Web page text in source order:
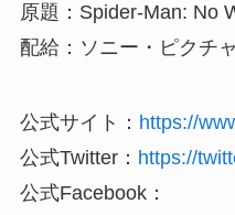
原題：Spider-Man: No
配給：ソニー・ピクチ
公式サイト： https://
公式Twitter： https://
公式Facebook：